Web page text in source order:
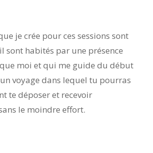
je crée pour ces sessions sont
sont habités par une présence
moi et qui me guide du début
un voyage dans lequel tu pourras
te déposer et recevoir
le moindre effort.